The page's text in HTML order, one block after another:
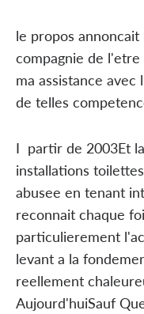
le propos
compagnie de
ma assistance
de telles
I partir de 2003Et
installations
abusee en tenant
reconnait chaque
particulierement
levant a la
reellement
Aujourd'huiSauf